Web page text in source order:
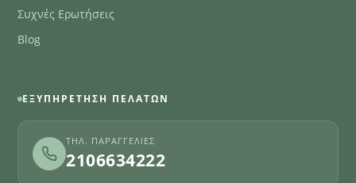
Συχνές Ερωτήσεις
Blog
ΕΞΥΠΗΡΈΤΗΣΗ ΠΕΛΑΤΏΝ
ΤΗΛ. ΠΑΡΑΓΓΕΛΊΕΣ
2106634222